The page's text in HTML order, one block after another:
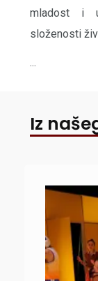
mladost i
složenosti
...
Iz